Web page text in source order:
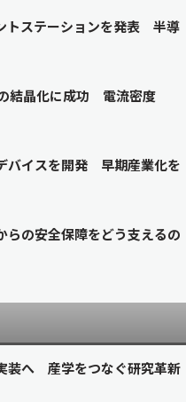
トステーションを発表 半導
結晶化に成功 電流密度
バイスを開発 早期産業化を
らの安全保障をどう支えるの
装へ 産学をつなぐ研究革新